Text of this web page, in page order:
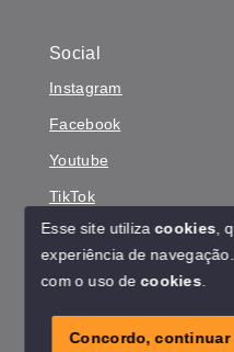
Olá!
Social
Instagram
Facebook
Youtube
TikTok
© Copyright 2026 -
SITE PARA IMOBILIARIA
Esse site utilizacookies ,
experiência de navegação.
com o uso decookies
Concordo, continuar